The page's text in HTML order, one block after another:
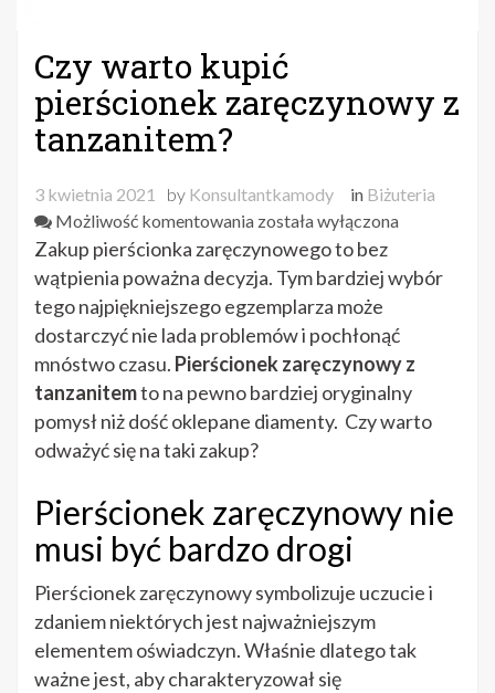
Czy warto kupić
pierścionek zaręczynowy z
tanzanitem?
3 kwietnia 2021 by Konsultantkamody in Biżuteria
Możliwość komentowania Czy
warto
kupić
pierścionek
zaręczynowy
tanzanitem?
została wyłączona
Zakup pierścionka zaręczynowego to bez
wątpienia poważna decyzja. Tym bardziej wybór
tego najpiękniejszego egzemplarza może
dostarczyć nie lada problemów i pochłonąć
mnóstwo czasu. Pierścionek zaręczynowy z
tanzanitemto na pewno bardziej oryginalny
pomysł niż dość oklepane diamenty. Czy warto
odważyć się na taki zakup?
Pierścionek zaręczynowy nie
musi być bardzo drogi
Pierścionek zaręczynowy symbolizuje uczucie i
zdaniem niektórych jest najważniejszym
elementem oświadczyn. Właśnie dlatego tak
ważne jest, aby charakteryzował się